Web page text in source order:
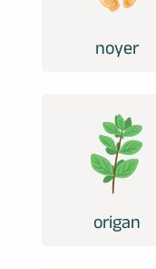
noyer
origan